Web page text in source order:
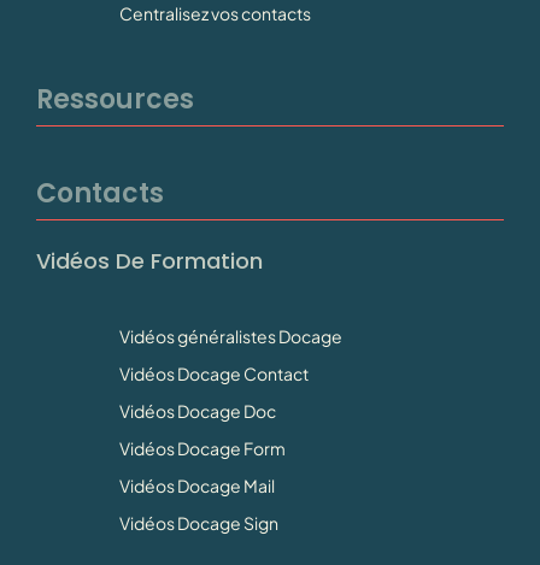
Centralisez vos contacts
Ressources
Contacts
Vidéos De Formation
Vidéos généralistes Docage
Vidéos Docage Contact
Vidéos Docage Doc
Vidéos Docage Form
Vidéos Docage Mail
Vidéos Docage Sign